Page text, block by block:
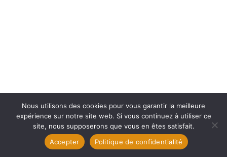
Nous utilisons des cookies pour vous garantir la meilleure
expérience sur notre site web. Si vous continuez à utiliser ce
site, nous supposerons que vous en êtes satisfait.
Accepter
Politique de confidentialité